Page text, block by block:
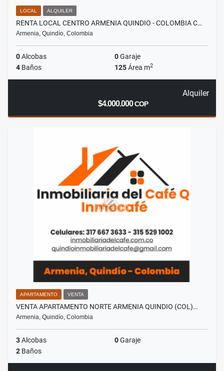
LOCAL ALQUILER
RENTA LOCAL CENTRO ARMENIA QUINDIO - COLOMBIA C…
Armenia, Quindío, Colombia
0Alcobas 0Garaje
4 Baños 125Área m2
Alquiler
$4.000.000COP
APARTAMENTO VENTA
VENTA APARTAMENTO NORTE ARMENIA QUINDIO (COL)…
Armenia, Quindío, Colombia
3Alcobas 0Garaje
2 Baños